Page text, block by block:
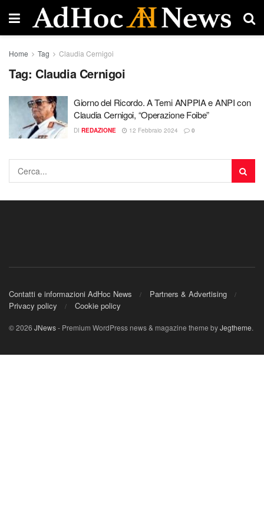
Home Tag Claudia Cernigoi
Tag: Claudia Cernigoi
Giorno del Ricordo. A Terni ANPPIA e ANPI con
Claudia Cernigoi, “Operazione Foibe”
DI REDAZIONE 12 Febbraio 2024 0
Contatti e informazioni AdHoc News
Partners & Advertising
Privacy policy
Cookie policy
© 2026 JNews- Premium WordPress news & magazine theme byJegtheme.